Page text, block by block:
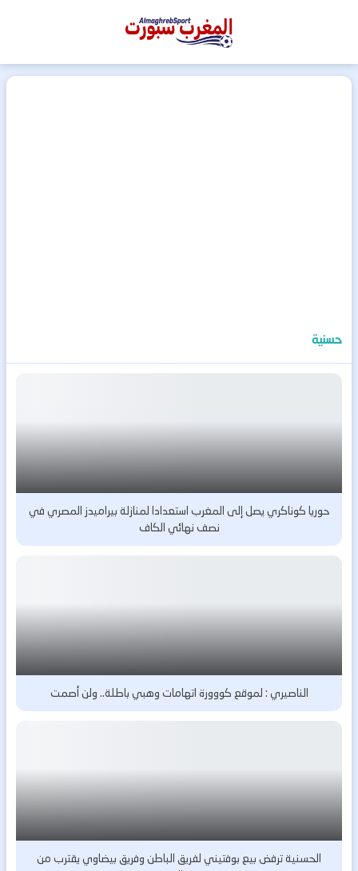
المغرب
حسنية
حوريا كوناكري يصل إلى المغرب استعدادا لمنازلة بيراميدز المصري في
نصف نهائي الكاف
الناصيري : لموقع كووورة اتهامات وهبي باطلة.. ولن أصمت
الحسنية ترفض بيع بوفتيني لفريق الباطن وفريق بيضاوي يقترب من